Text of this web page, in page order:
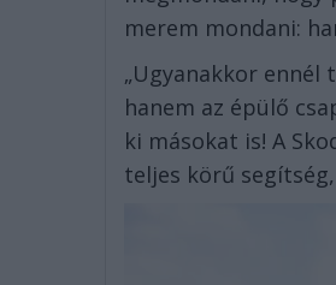
merem mondani:
„Ugyanakkor ennél
hanem az épülő
ki másokat is! A
teljes körű segítség,